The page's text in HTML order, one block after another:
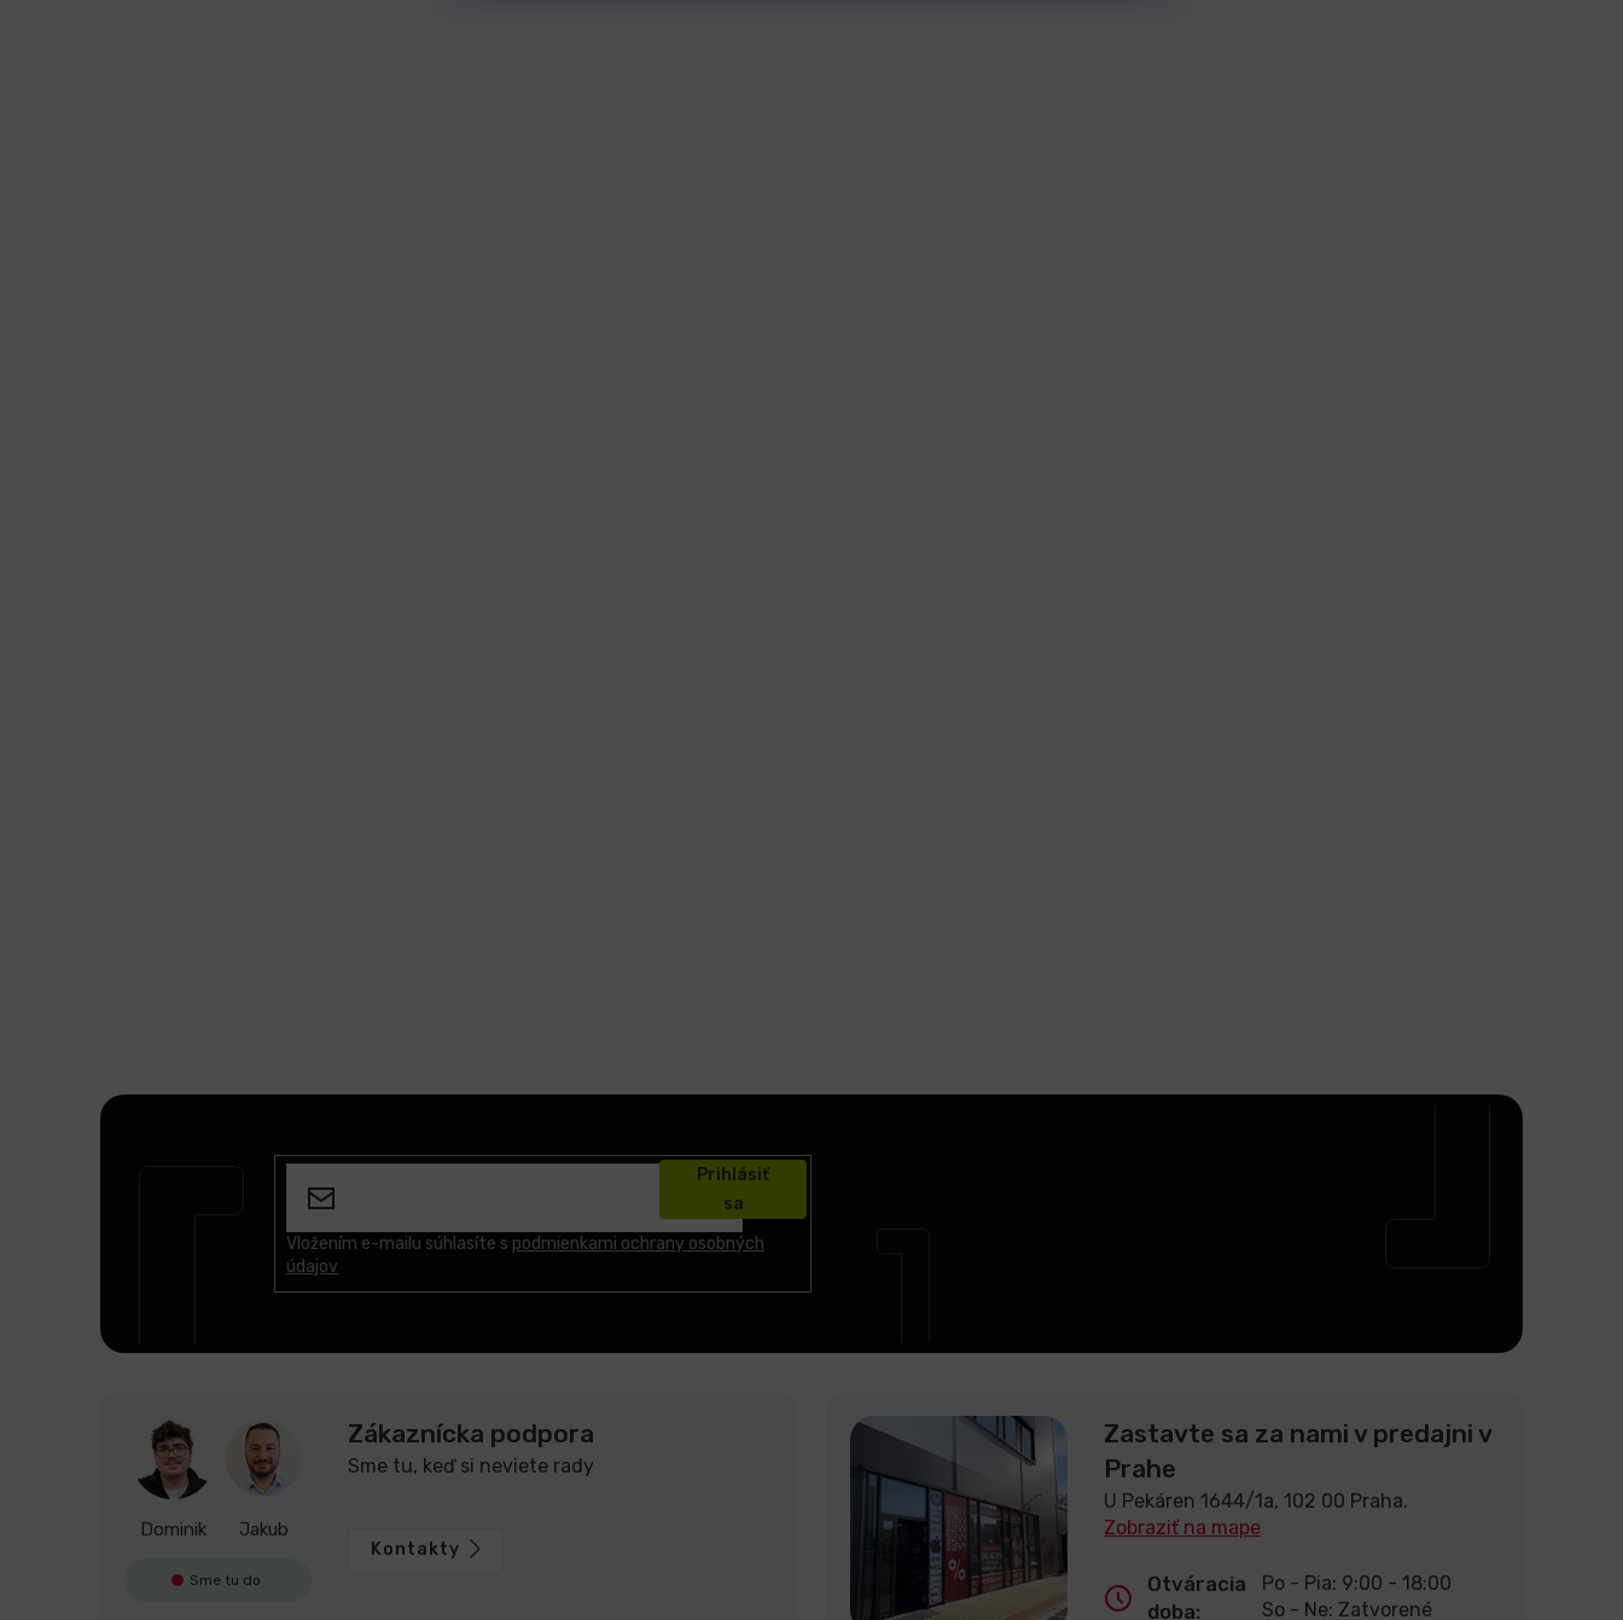
Vložením e-mailu súhlasíte s podmienkami ochrany osobných
údajov
Prihlásiť
sa
Dominik Jakub
Sme tu do
Zákaznícka podpora
Sme tu, keď si neviete rady
Kontakty
Zastavte sa za nami v predajni v
Prahe
U Pekáren 1644/1a, 102 00 Praha.
Zobraziť na mape
Otváracia
doba:
Po - Pia: 9:00 - 18:00
So - Ne: Zatvorené